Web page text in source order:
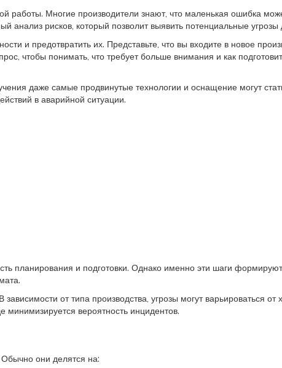
работы. Многие производители знают, что маленькая ошибка
рисков, который позволит выявить потенциальные угрозы
и предотвратить их. Представьте, что вы входите в новое
чтобы понимать, что требует больше внимания и как
даже самые продвинутые технологии и оснащение могут
в аварийной ситуации.
планирования и подготовки. Однако именно эти шаги
зависимости от типа производства, угрозы могут варьироваться от
вероятность инцидентов.
они делятся на: